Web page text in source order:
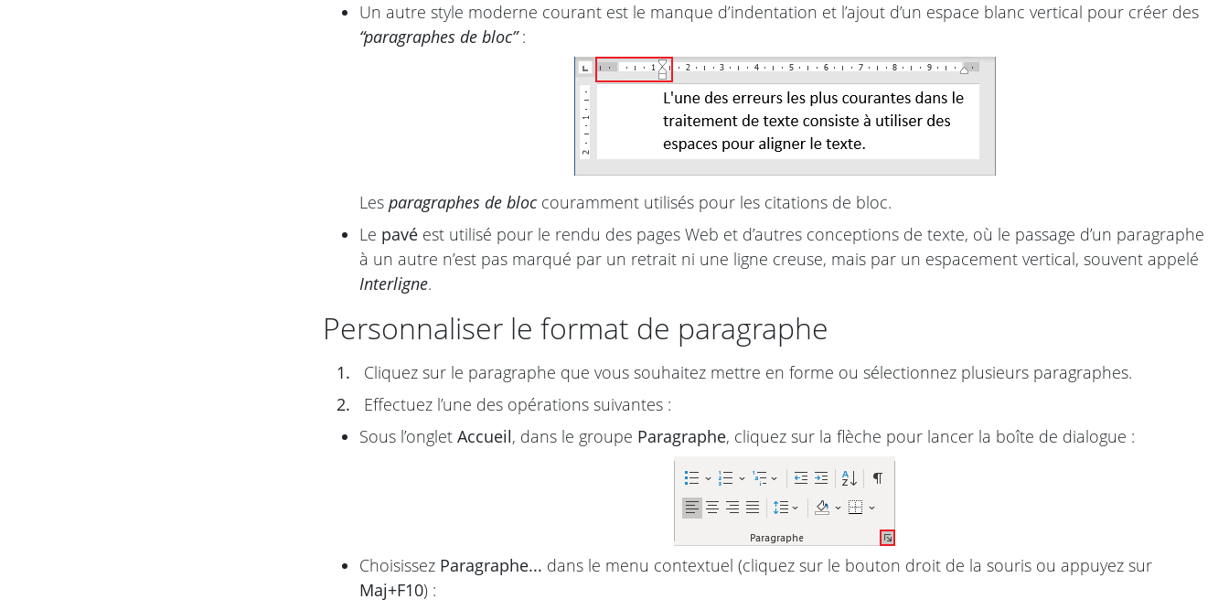
Un autre style moderne courant est le manque d’indentation et l’ajout d’un espace blanc vertical pour créer des
“paragraphes de bloc”:
Les paragraphes de bloc couramment utilisés pour les citations de bloc.
Le pavé est utilisé pour le rendu des pages Web et d’autres conceptions de texte, où le passage d’un paragraphe
à un autre n’est pas marqué par un retrait ni une ligne creuse, mais par un espacement vertical, souvent appelé
Interligne.
Personnaliser le format de paragraphe
1.
Cliquez sur le paragraphe que vous souhaitez mettre en forme ou sélectionnez plusieurs paragraphes.
2.
Effectuez l’une des opérations suivantes :
Sous l’onglet Accueil, dans le groupe Paragraphe, cliquez sur la flèche pour lancer la boîte de dialogue :
Choisissez Paragraphe... dans le menu contextuel (cliquez sur le bouton droit de la souris ou appuyez sur
Maj+F10) :